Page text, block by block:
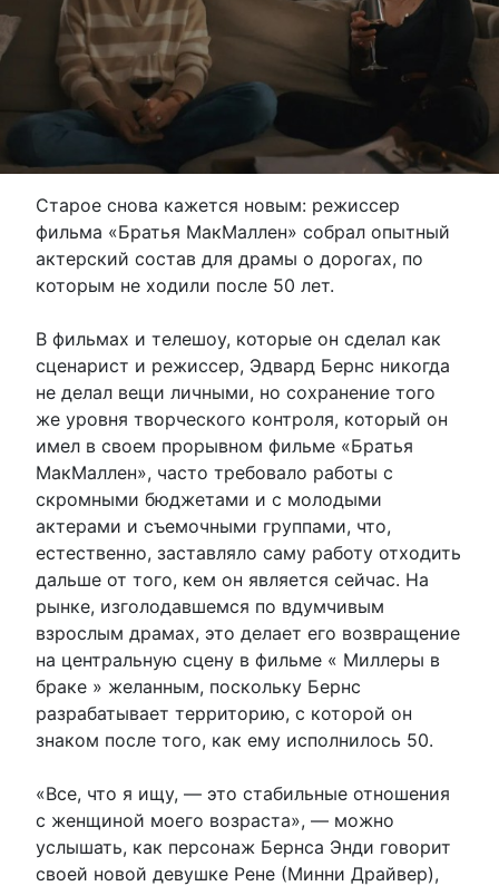
Старое снова кажется новым: режиссер
фильма «Братья МакМаллен» собрал опытный
актерский состав для драмы о дорогах, по
которым не ходили после 50 лет.
В фильмах и телешоу, которые он сделал как
сценарист и режиссер, Эдвард Бернс никогда
не делал вещи личными, но сохранение того
же уровня творческого контроля, который он
имел в своем прорывном фильме «Братья
МакМаллен», часто требовало работы с
скромными бюджетами и с молодыми
актерами и съемочными группами, что,
естественно, заставляло саму работу отходить
дальше от того, кем он является сейчас. На
рынке, изголодавшемся по вдумчивым
взрослым драмах, это делает его возвращение
на центральную сцену в фильме « Миллеры в
браке » желанным, поскольку Бернс
разрабатывает территорию, с которой он
знаком после того, как ему исполнилось 50.
«Все, что я ищу, — это стабильные отношения
с женщиной моего возраста», — можно
услышать, как персонаж Бернса Энди говорит
своей новой девушке Рене (Минни Драйвер),